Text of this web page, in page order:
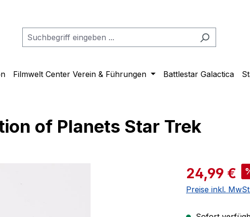
Filmwelt Center Verein & Führungen Battlestar Galactica
of Planets Star Trek
Verkaufspreis:
24,99 €
Preise inkl.